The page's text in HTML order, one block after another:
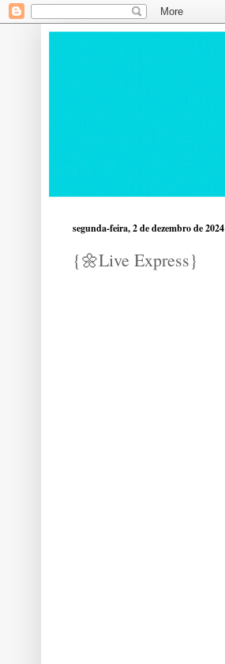
segunda-feira, 2 de dezembro de 2024
{🌼Live Express}